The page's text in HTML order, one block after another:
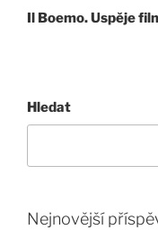
příspěvek
Il Boemo. Uspěje
Hledat
Nejnovější